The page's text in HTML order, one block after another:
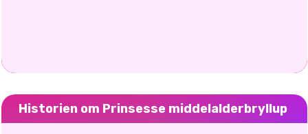
Historien om Prinsesse middelalderbryllup